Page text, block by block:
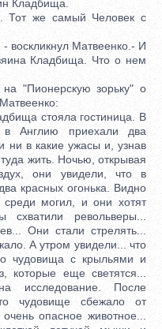
Кладбища.
же самый Человек с
Матвеенко.- И
Кладбища. Что о нем
"Пионерскую зорьку" о
стояла гостиница. В
Англию приехали два
ни в какие ужасы и, узнав
жить. Ночью, открывая
они увидели, что в
красных огонька. Видно
могил, и они хотят
револьверы...
Они стали стрелять...
А утром увидели... что
чудовища с крыльями и
которые еще светятся...
исследование. После
чудовище сбежало от
опасное животное...